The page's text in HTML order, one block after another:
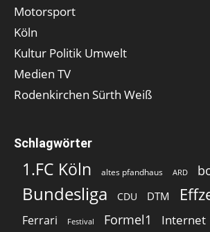
Motorsport
Köln
Kultur Politik Umwelt
Medien TV
Rodenkirchen Sürth Weiß
Schlagwörter
1.FC Köln altes pfandhaus ARD
Bundesliga CDU DTM
Ferrari Festival Formel1 Internet